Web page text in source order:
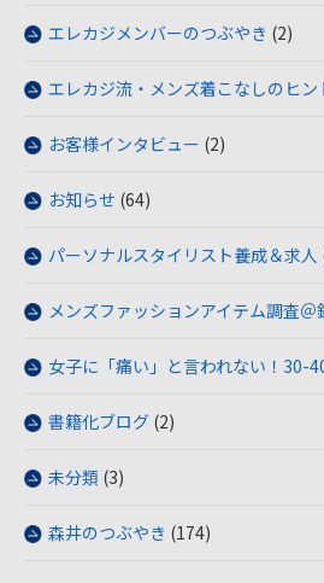
エレカジメンバーのつぶやき (2)
エレカジ流・メンズ着こなしのヒン
お客様インタビュー (2)
お知らせ (64)
パーソナルスタイリスト養成＆求人
メンズファッションアイテム調査＠
女子に「痛い」と言われない！30-
書籍化ブログ (2)
未分類 (3)
森井のつぶやき (174)